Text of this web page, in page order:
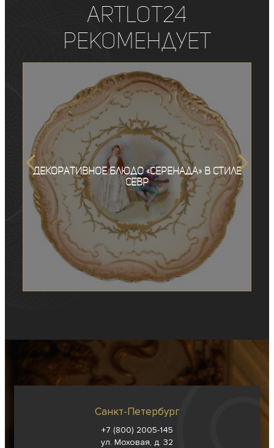
ArtLot24
рекомендует
Декоративное блюдо «Серенада» в стиле
Севр
Санкт-Петербург
+7 (800) 2005-145
ул. Моховая, д. 32